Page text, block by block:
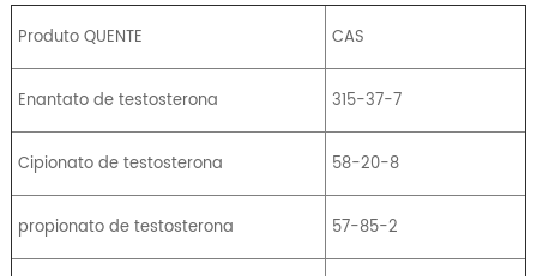
Produto QUENTE CAS
Enantato de testosterona 315-37-7
Cipionato de testosterona 58-20-8
propionato de testosterona 57-85-2